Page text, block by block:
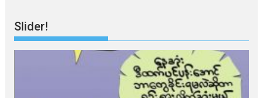
Slider!